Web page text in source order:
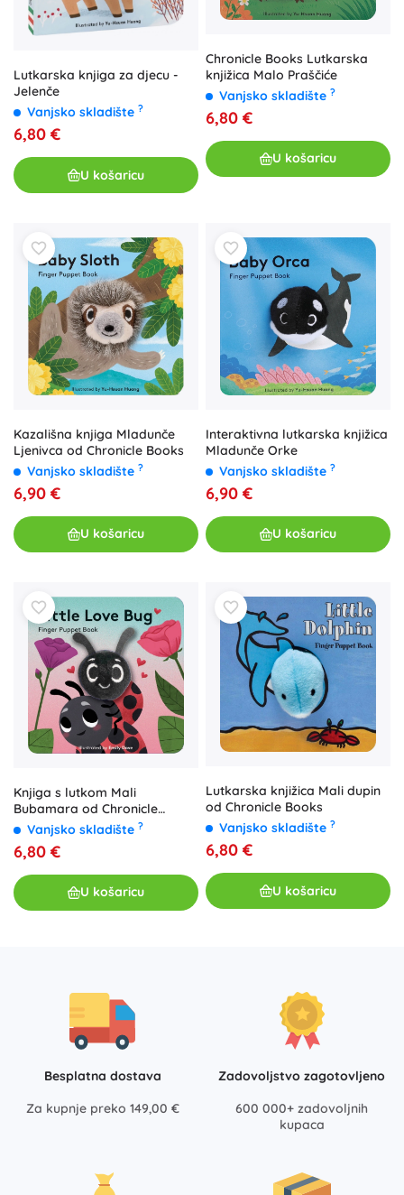
Lutkarska knjiga za djecu -
Jelenče
Vanjsko skladište ?
6,80 €
U košaricu
Chronicle Books Lutkarska
knjižica Malo Praščiće
Vanjsko skladište ?
6,80 €
U košaricu
Kazališna knjiga Mladunče
Ljenivca od Chronicle Books
Vanjsko skladište ?
6,90 €
U košaricu
Interaktivna lutkarska knjižica
Mladunče Orke
Vanjsko skladište ?
6,90 €
U košaricu
Knjiga s lutkom Mali
Bubamara od Chronicle
Booksa
Vanjsko skladište ?
6,80 €
U košaricu
Lutkarska knjižica Mali dupin
od Chronicle Books
Vanjsko skladište ?
6,80 €
U košaricu
Besplatna dostava
Za kupnje preko 149,00 €
Zadovoljstvo zagotovljeno
600 000+ zadovoljnih
kupaca